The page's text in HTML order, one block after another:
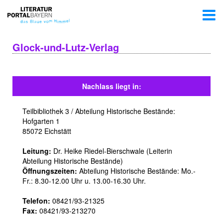
Glock-und-Lutz-Verlag
Nachlass liegt in:
Teilbibliothek 3 / Abteilung Historische Bestände:
Hofgarten 1
85072 Eichstätt
Leitung: Dr. Heike Riedel-Bierschwale (Leiterin
Abteilung Historische Bestände)
Öffnungszeiten: Abteilung Historische Bestände: Mo.-
Fr.: 8.30-12.00 Uhr u. 13.00-16.30 Uhr.
Telefon: 08421/93-21325
Fax: 08421/93-213270